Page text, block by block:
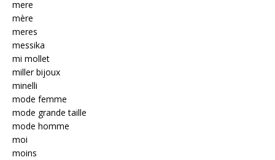
mere
mère
meres
messika
mi mollet
miller bijoux
minelli
mode femme
mode grande taille
mode homme
moi
moins